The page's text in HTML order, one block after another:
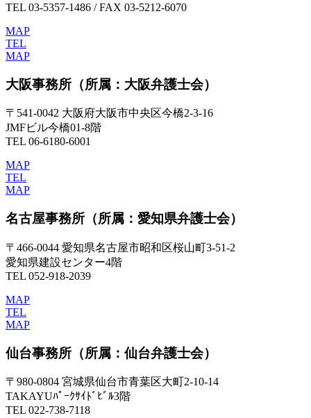
TEL 03-5357-1486 / FAX 03-5212-6070
MAP
TEL
MAP
大阪事務所 （所属：大阪弁護士会）
〒541-0042 大阪府大阪市中央区今橋2-3-16
JMFビル今橋01-8階
TEL 06-6180-6001
MAP
TEL
MAP
名古屋事務所 （所属：愛知県弁護士会）
〒466-0044 愛知県名古屋市昭和区桜山町3-51-2
愛知県建設センター4階
TEL 052-918-2039
MAP
TEL
MAP
仙台事務所 （所属：仙台弁護士会）
〒980-0804 宮城県仙台市青葉区大町2-10-14
TAKAYUﾊﾟｰｸｻｲﾄﾞﾋﾞﾙ3階
TEL 022-738-7118